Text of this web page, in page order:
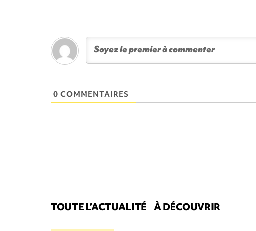
0 COMMENTAIRES
TOUTE L’ACTUALITÉ À DÉCOUVRIR